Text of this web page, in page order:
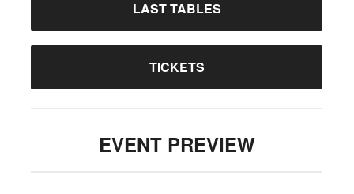
LAST TABLES
TICKETS
EVENT PREVIEW